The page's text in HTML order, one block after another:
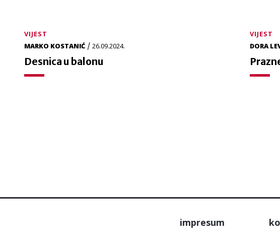
VIJEST
MARKO KOSTANIĆ / 26.09.2024.
Desnica u balonu
VIJEST
DORA
impresum